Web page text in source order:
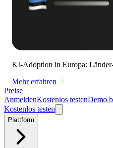
KI-Adoption in Europa:
Mehr erfahren
Preise
AnmeldenKostenlos testenDemo
Kostenlos testen
Plattform